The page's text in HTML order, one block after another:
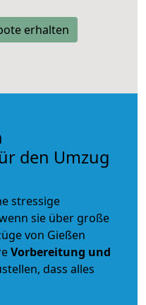
erhalten
den Umzug
stressige
sie über große
von Gießen
Vorbereitung und
dass alles